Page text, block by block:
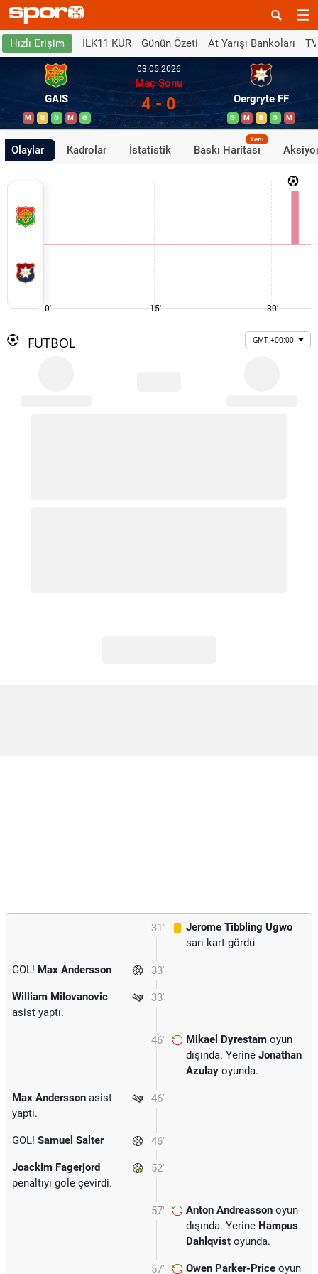
Hızlı Erişim İLK11 KUR Günün Özeti At Yarışı Bankoları
GAIS
M B G M G
03.05.2026
Maç Sonu
4 - 0 Oergryte FF
G M B G M
Olaylar Kadrolar İstatistik Baskı Haritası
Yeni
0' 15' 30'
FUTBOL GMT +00:00
31'
Jerome Tibbling Ugwo
sarı kart gördü
33'
GOL! Max Andersson
33'
William Milovanovic
asist yaptı.
46' Mikael Dyrestam oyun
dışında. Yerine Jonathan
Azulay oyunda.
46'
Max Andersson asist
yaptı.
46'
GOL! Samuel Salter
52'
Joackim Fagerjord
penaltıyı gole çevirdi.
57' Anton Andreasson oyun
dışında. Yerine Hampus
Dahlqvist oyunda.
57' Owen Parker-Price oyun